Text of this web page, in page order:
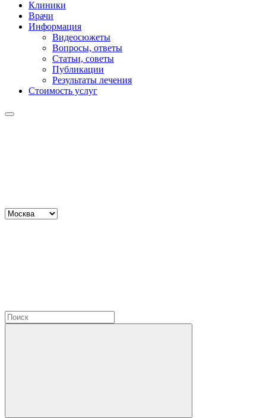
Клиники
Врачи
Информация
Видеосюжеты
Вопросы, ответы
Статьи, советы
Публикации
Результаты лечения
Стоимость услуг